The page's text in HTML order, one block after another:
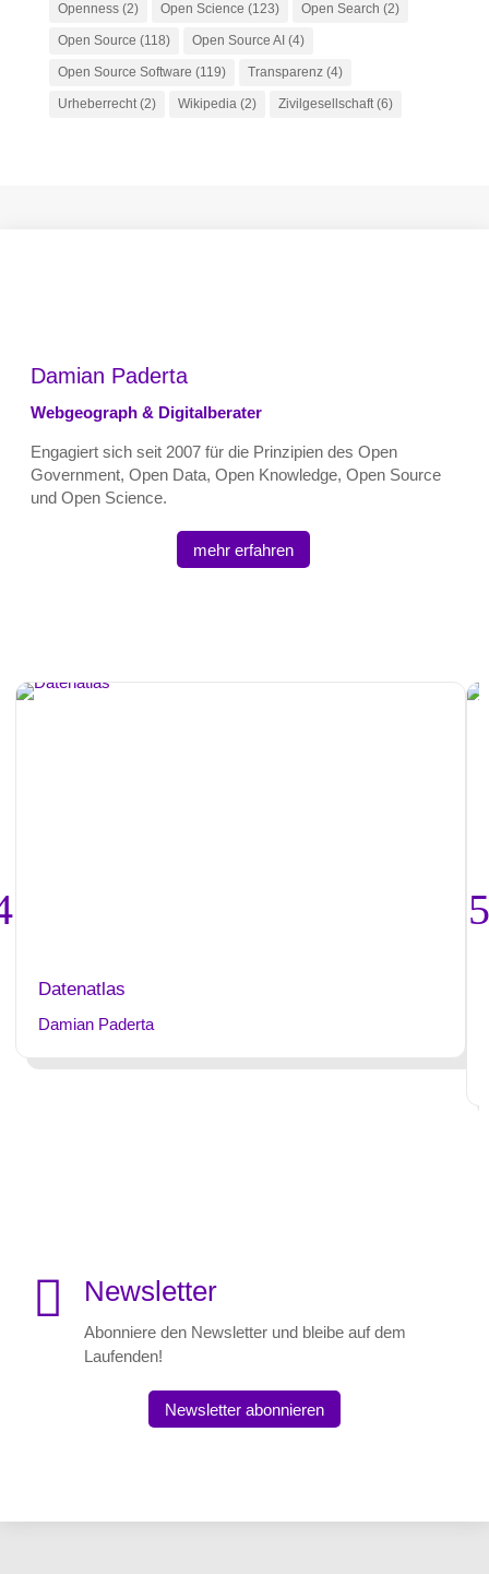
Openness(2) Open Science (123) Open Search (2)
Open Source (118) Open Source AI (4)
Open Source Software (119) Transparenz(4)
Urheberrecht(2) Wikipedia(2) Zivilgesellschaft(6)
Damian Paderta
Webgeograph & Digitalberater
Engagiert sich seit 2007 für die Prinzipien des Open
Government, Open Data, Open Knowledge, Open Source
und Open Science.
mehr erfahren
Datenatlas
Damian Paderta
 Newsletter
Abonniere den Newsletter und bleibe auf dem
Laufenden!
Newsletter abonnieren